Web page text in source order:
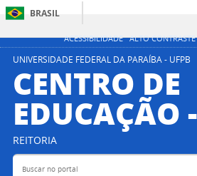
ACESSIBILIDADE ALTO CONTRASTE
BRASIL
UNIVERSIDADE FEDERAL DA PARAÍBA - UFPB
CENTRO DE
EDUCAÇÃO
REITORIA
Buscar no portal